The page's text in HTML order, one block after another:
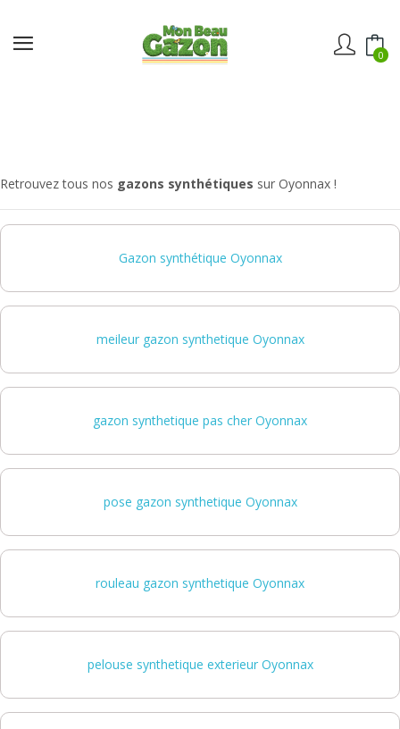
0
Retrouvez tous nos gazons synthétiques sur Oyonnax !
Gazon synthétique Oyonnax
meileur gazon synthetique Oyonnax
gazon synthetique pas cher Oyonnax
pose gazon synthetique Oyonnax
rouleau gazon synthetique Oyonnax
pelouse synthetique exterieur Oyonnax